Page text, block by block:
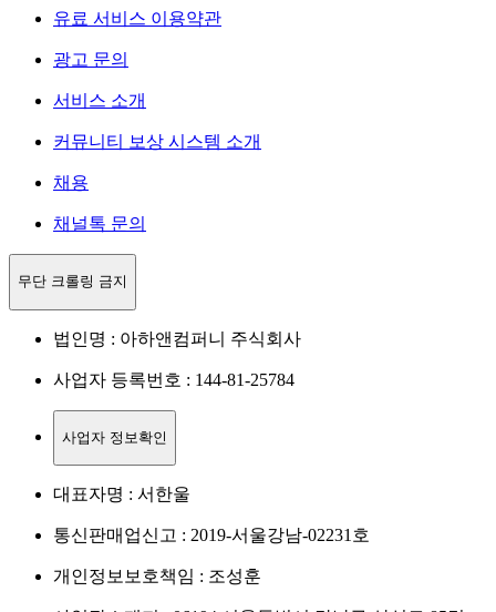
유료 서비스 이용약관
광고 문의
서비스 소개
커뮤니티 보상 시스템 소개
채용
채널톡 문의
무단 크롤링 금지
법인명 : 아하앤컴퍼니 주식회사
사업자 등록번호 : 144-81-25784
사업자 정보확인
대표자명 : 서한울
통신판매업신고 : 2019-서울강남-02231호
개인정보보호책임 : 조성훈